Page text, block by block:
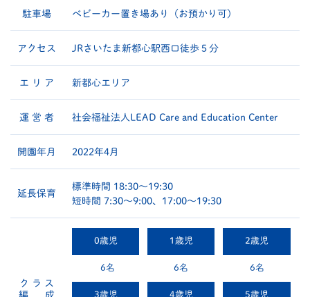
駐車場 ベビーカー置き場あり（お預かり可）
アクセス JRさいたま新都心駅西口徒歩５分
エ リ ア 新都心エリア
運 営 者 社会福祉法人LEAD Care and Education Center
開園年月 2022年4月
延長保育
標準時間 18:30～19:30
短時間 7:30～9:00、17:00～19:30
ク ラ ス
編 成
0歳児 1歳児 2歳児
6名 6名 6名
3歳児 4歳児 5歳児